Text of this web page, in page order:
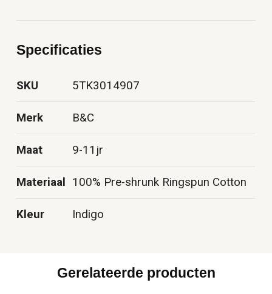
Specificaties
SKU 5TK3014907
Merk B&C
Maat 9-11jr
Materiaal 100% Pre-shrunk Ringspun Cotton
Kleur Indigo
Gerelateerde producten